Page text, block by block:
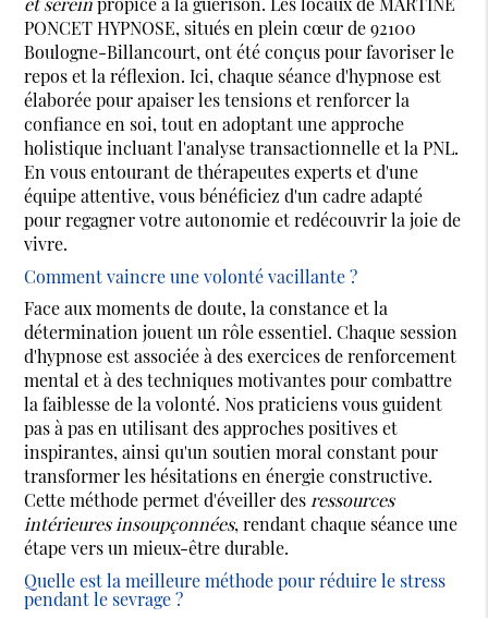
PONCET HYPNOSE, situés en plein cœur de 92100
Boulogne-Billancourt, ont été conçus pour favoriser le
repos et la réflexion. Ici, chaque séance d'hypnose est
élaborée pour apaiser les tensions et renforcer la
confiance en soi, tout en adoptant une approche
holistique incluant l'analyse transactionnelle et la PNL.
En vous entourant de thérapeutes experts et d'une
équipe attentive, vous bénéficiez d'un cadre adapté
pour regagner votre autonomie et redécouvrir la joie de
vivre.
Comment vaincre une volonté vacillante ?
Face aux moments de doute, la constance et la
détermination jouent un rôle essentiel. Chaque session
d'hypnose est associée à des exercices de renforcement
mental et à des techniques motivantes pour combattre
la faiblesse de la volonté. Nos praticiens vous guident
pas à pas en utilisant des approches positives et
inspirantes, ainsi qu'un soutien moral constant pour
transformer les hésitations en énergie constructive.
Cette méthode permet d'éveiller des ressources
intérieures insoupçonnées, rendant chaque séance une
étape vers un mieux-être durable.
Quelle est la meilleure méthode pour réduire le stress
pendant le sevrage ?